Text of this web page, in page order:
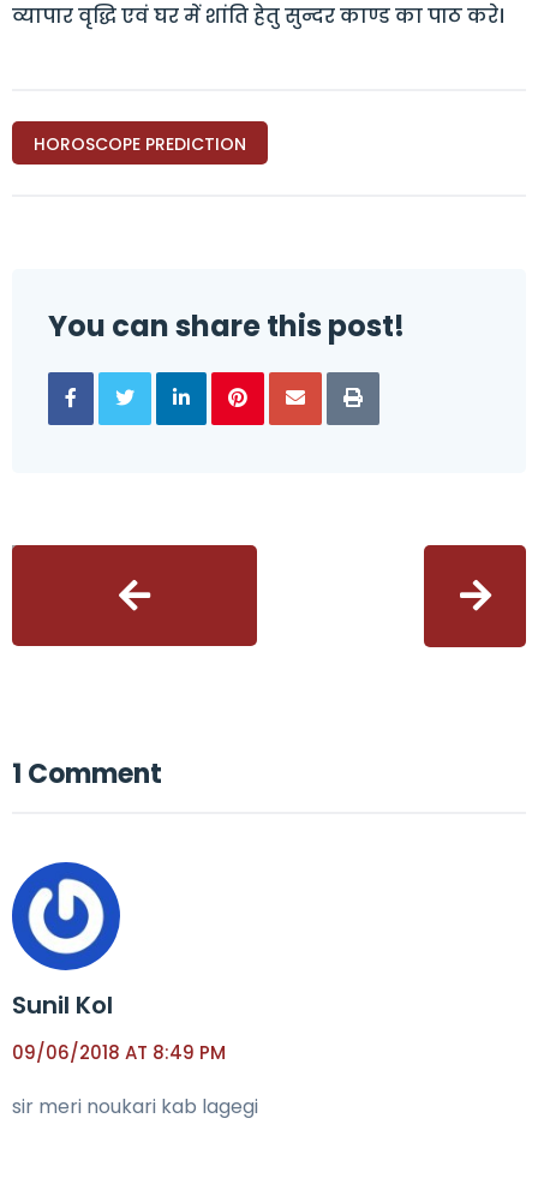
व्यापार वृद्धि एवं घर में शांति हेतु सुन्दर काण्ड का पाठ करे।
HOROSCOPE PREDICTION
You can share this post!
1 Comment
Sunil Kol
09/06/2018 AT 8:49 PM
sir meri noukari kab lagegi